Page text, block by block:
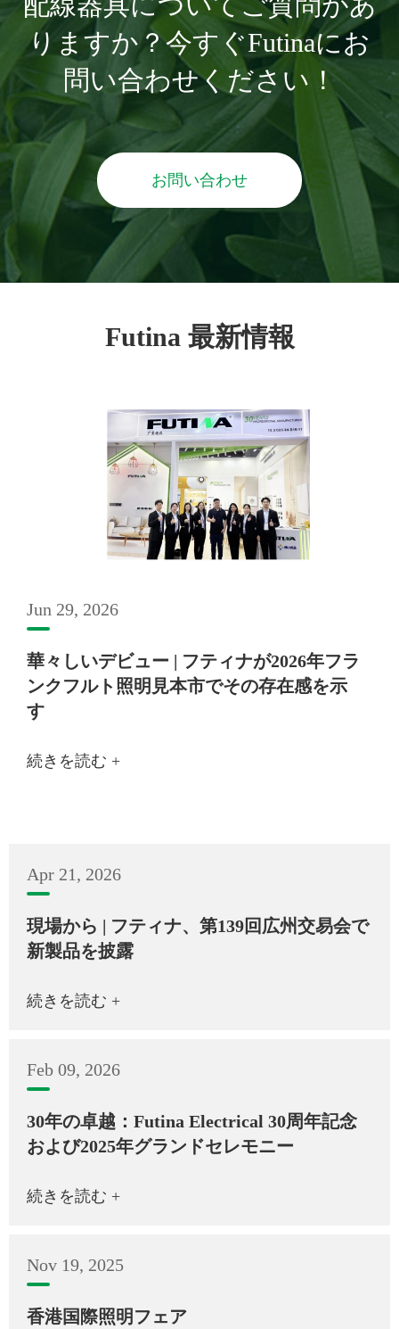
りますか？今すぐFutinaにお
問い合わせください！
お問い合わせ
Futina 最新情報
Jun 29, 2026
華々しいデビュー | フティナが2026年フラ
ンクフルト照明見本市でその存在感を示
す
続きを読む +
Apr 21, 2026
現場から | フティナ、第139回広州交易会で
新製品を披露
続きを読む +
Feb 09, 2026
30年の卓越：Futina Electrical 30周年記念
および2025年グランドセレモニー
続きを読む +
Nov 19, 2025
香港国際照明フェア